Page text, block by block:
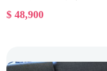
$ 48,900